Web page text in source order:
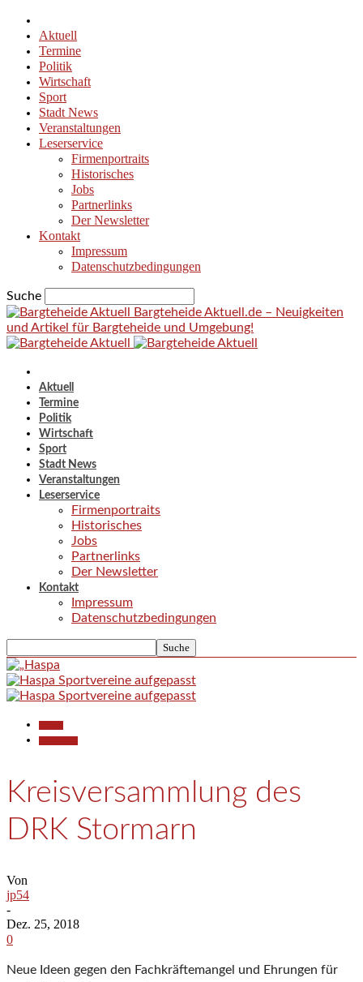
Aktuell
Termine
Politik
Wirtschaft
Sport
Stadt News
Veranstaltungen
Leserservice
Firmenportraits
Historisches
Jobs
Partnerlinks
Der Newsletter
Kontakt
Impressum
Datenschutzbedingungen
Suche
Bargteheide Aktuell.de – Neuigkeiten
und Artikel für Bargteheide und Umgebung!
Aktuell
Termine
Politik
Wirtschaft
Sport
Stadt News
Veranstaltungen
Leserservice
Firmenportraits
Historisches
Jobs
Partnerlinks
Der Newsletter
Kontakt
Impressum
Datenschutzbedingungen
Kreisversammlung des
DRK Stormarn
Von
jp54
-
Dez. 25, 2018
0
Neue Ideen gegen den Fachkräftemangel und Ehrungen für